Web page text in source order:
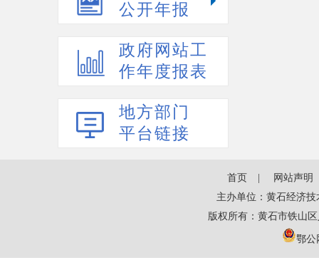
公开年报
政府网站工
作年度报表
地方部门
平台链接
首页
网站声明
主办单位：黄石经济
版权所有：黄石市铁山
鄂公